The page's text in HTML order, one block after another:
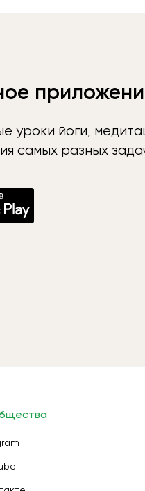
уроки йоги,
самых разных